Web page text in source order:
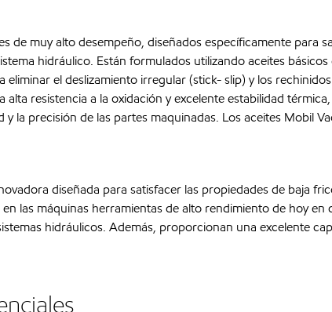
de muy alto desempeño, diseñados específicamente
hidráulico. Están formulados utilizando aceites
el deslizamiento irregular (stick- slip) y los
resistencia a la oxidación y excelente estabilidad
la precisión de las partes maquinadas. Los aceites Mobil
diseñada para satisfacer las propiedades de baja
las máquinas herramientas de alto rendimiento de hoy
hidráulicos. Además, proporcionan una excelente